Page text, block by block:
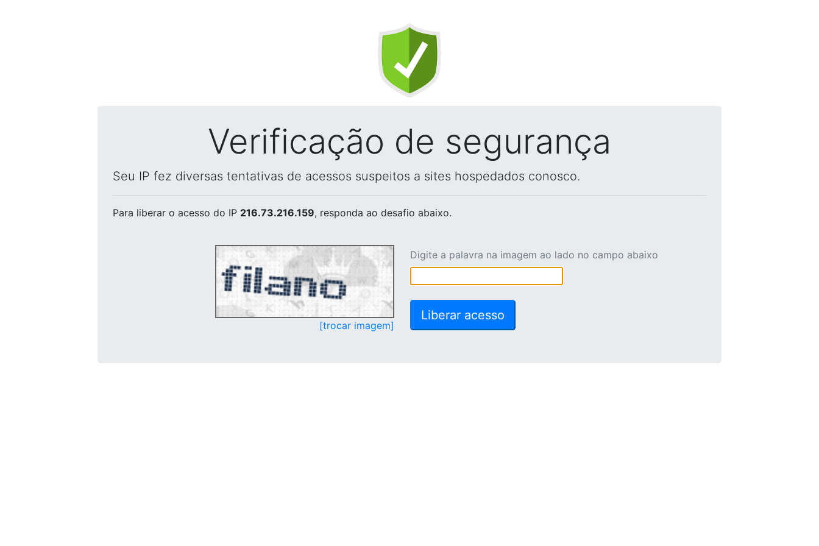
Verificação de segurança
Seu IP fez diversas tentativas de acessos suspeitos a sites hospedados conosco.
Para liberar o acesso do IP 216.73.216.159, responda ao desafio abaixo.
[trocar imagem]
Digite a palavra na imagem ao lado no campo abaixo